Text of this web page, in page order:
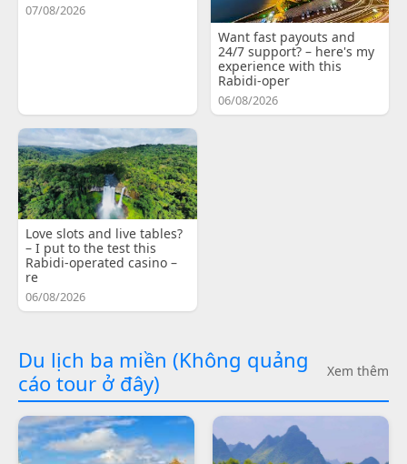
07/08/2026
Want fast payouts and
24/7 support? – here's my
experience with this
Rabidi-oper
06/08/2026
Love slots and live tables?
– I put to the test this
Rabidi-operated casino –
re
06/08/2026
Du lịch ba miền (Không quảng
cáo tour ở đây)
Xem thêm